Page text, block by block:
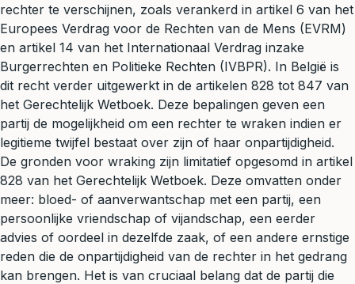
rechter te verschijnen, zoals verankerd in artikel 6 van het
Europees Verdrag voor de Rechten van de Mens (EVRM)
en artikel 14 van het Internationaal Verdrag inzake
Burgerrechten en Politieke Rechten (IVBPR). In België is
dit recht verder uitgewerkt in de artikelen 828 tot 847 van
het Gerechtelijk Wetboek. Deze bepalingen geven een
partij de mogelijkheid om een rechter te wraken indien er
legitieme twijfel bestaat over zijn of haar onpartijdigheid.
De gronden voor wraking zijn limitatief opgesomd in artikel
828 van het Gerechtelijk Wetboek. Deze omvatten onder
meer: bloed- of aanverwantschap met een partij, een
persoonlijke vriendschap of vijandschap, een eerder
advies of oordeel in dezelfde zaak, of een andere ernstige
reden die de onpartijdigheid van de rechter in het gedrang
kan brengen. Het is van cruciaal belang dat de partij die